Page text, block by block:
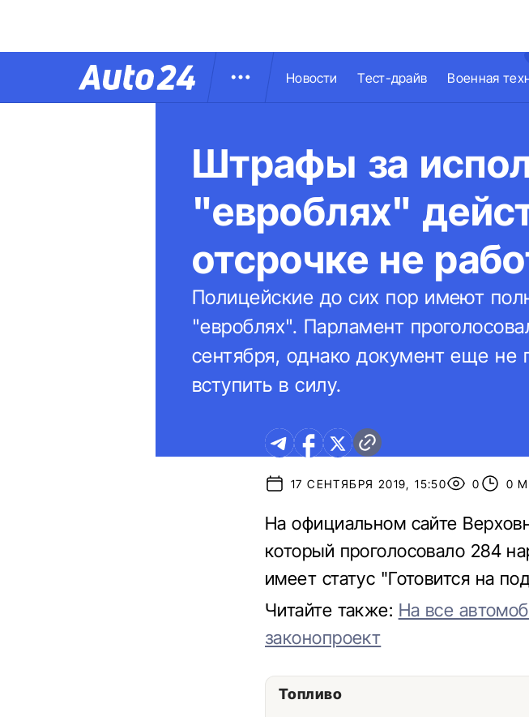
Новости Тест-драйв Военная
Штрафы за
"евроблях"
отсрочке не
Полицейские до сих пор имеют
"евроблях". Парламент
сентября, однако документ еще не
вступить в силу.
17 СЕНТЯБРЯ 2019, 15:50 0 0
На официальном сайте
который проголосовало 284
имеет статус "Готовится на
Читайте также: На все
законопроект
Топливо